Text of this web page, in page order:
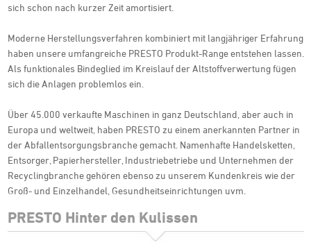
sich schon nach kurzer Zeit amortisiert.
Moderne Herstellungsverfahren kombiniert mit langjähriger Erfahrung
haben unsere umfangreiche PRESTO Produkt-Range entstehen lassen.
Als funktionales Bindeglied im Kreislauf der Altstoffverwertung fügen
sich die Anlagen problemlos ein.
Über 45.000 verkaufte Maschinen in ganz Deutschland, aber auch in
Europa und weltweit, haben PRESTO zu einem anerkannten Partner in
der Abfallentsorgungsbranche gemacht. Namenhafte Handelsketten,
Entsorger, Papierhersteller, Industriebetriebe und Unternehmen der
Recyclingbranche gehören ebenso zu unserem Kundenkreis wie der
Groß- und Einzelhandel, Gesundheitseinrichtungen uvm.
PRESTO Hinter den Kulissen